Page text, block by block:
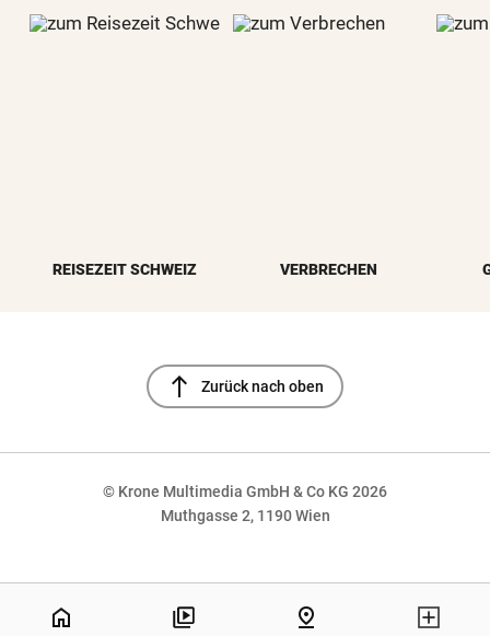
REISEZEIT SCHWEIZ VERBRECHEN
north Zurück nach oben
© Krone Multimedia GmbH & Co KG 2026
Muthgasse 2, 1190 Wien
home pin_drop
NaN%